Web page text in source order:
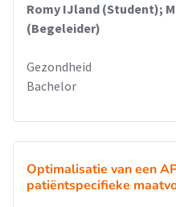
Romy IJland (Student);
(Begeleider)
Gezondheid
Bachelor
Optimalisatie van een
patiëntspecifieke